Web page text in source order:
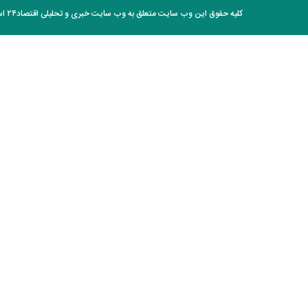
کوبا در تاریکی فرو رفت؛ برق کل کشور
کلیه حقوق این وب سایت متعلق به وب سایت خبری و تحلیلی اقتصاد۲۴ است و هر گونه کپی برداری با ذکر منبع بلا مانع است.